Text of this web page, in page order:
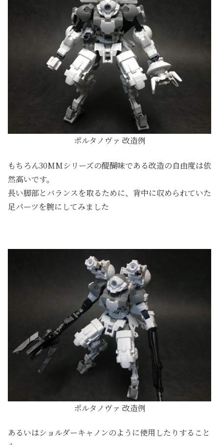
ポルタノヴァ 改造例
もちろん30MMシリーズの醍醐味である改造の自由度は依
然高いです。
長い脚部とバランスを取るために、背中に収められていた
足パーツを腕にしてみました
ポルタノヴァ 改造例
あるいはショルダーキャノンのように使用したりすること